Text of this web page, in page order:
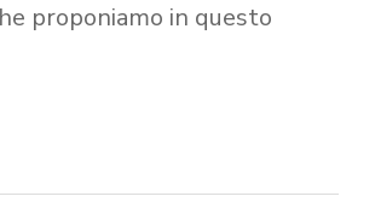
proponiamo in questo